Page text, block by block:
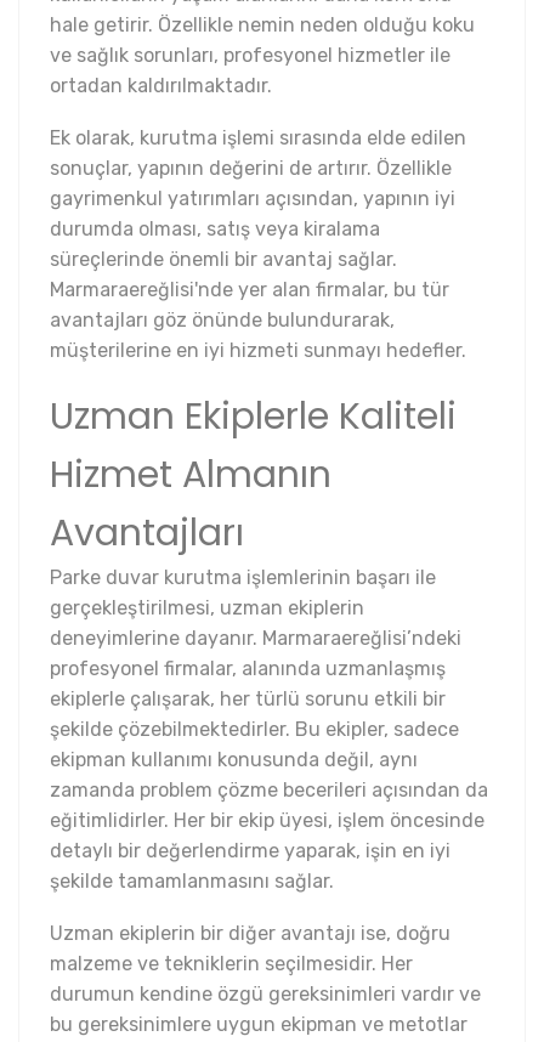
hale getirir. Özellikle nemin neden olduğu koku
ve sağlık sorunları, profesyonel hizmetler ile
ortadan kaldırılmaktadır.
Ek olarak, kurutma işlemi sırasında elde edilen
sonuçlar, yapının değerini de artırır. Özellikle
gayrimenkul yatırımları açısından, yapının iyi
durumda olması, satış veya kiralama
süreçlerinde önemli bir avantaj sağlar.
Marmaraereğlisi'nde yer alan firmalar, bu tür
avantajları göz önünde bulundurarak,
müşterilerine en iyi hizmeti sunmayı hedefler.
Uzman Ekiplerle Kaliteli
Hizmet Almanın
Avantajları
Parke duvar kurutma işlemlerinin başarı ile
gerçekleştirilmesi, uzman ekiplerin
deneyimlerine dayanır. Marmaraereğlisi’ndeki
profesyonel firmalar, alanında uzmanlaşmış
ekiplerle çalışarak, her türlü sorunu etkili bir
şekilde çözebilmektedirler. Bu ekipler, sadece
ekipman kullanımı konusunda değil, aynı
zamanda problem çözme becerileri açısından da
eğitimlidirler. Her bir ekip üyesi, işlem öncesinde
detaylı bir değerlendirme yaparak, işin en iyi
şekilde tamamlanmasını sağlar.
Uzman ekiplerin bir diğer avantajı ise, doğru
malzeme ve tekniklerin seçilmesidir. Her
durumun kendine özgü gereksinimleri vardır ve
bu gereksinimlere uygun ekipman ve metotlar